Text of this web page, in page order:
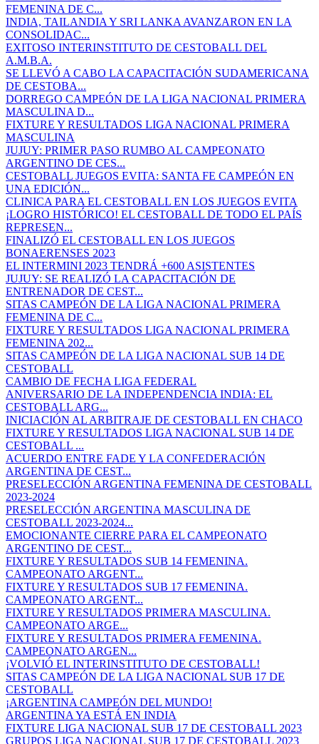
FEMENINA DE C...
INDIA, TAILANDIA Y SRI LANKA AVANZARON EN LA
CONSOLIDAC...
EXITOSO INTERINSTITUTO DE CESTOBALL DEL
A.M.B.A.
SE LLEVÓ A CABO LA CAPACITACIÓN SUDAMERICANA
DE CESTOBA...
DORREGO CAMPEÓN DE LA LIGA NACIONAL PRIMERA
MASCULINA D...
FIXTURE Y RESULTADOS LIGA NACIONAL PRIMERA
MASCULINA
JUJUY: PRIMER PASO RUMBO AL CAMPEONATO
ARGENTINO DE CES...
CESTOBALL JUEGOS EVITA: SANTA FE CAMPEÓN EN
UNA EDICIÓN...
CLINICA PARA EL CESTOBALL EN LOS JUEGOS EVITA
¡LOGRO HISTÓRICO! EL CESTOBALL DE TODO EL PAÍS
REPRESEN...
FINALIZÓ EL CESTOBALL EN LOS JUEGOS
BONAERENSES 2023
EL INTERMINI 2023 TENDRÁ +600 ASISTENTES
JUJUY: SE REALIZÓ LA CAPACITACIÓN DE
ENTRENADOR DE CEST...
SITAS CAMPEÓN DE LA LIGA NACIONAL PRIMERA
FEMENINA DE C...
FIXTURE Y RESULTADOS LIGA NACIONAL PRIMERA
FEMENINA 202...
SITAS CAMPEÓN DE LA LIGA NACIONAL SUB 14 DE
CESTOBALL
CAMBIO DE FECHA LIGA FEDERAL
ANIVERSARIO DE LA INDEPENDENCIA INDIA: EL
CESTOBALL ARG...
INICIACIÓN AL ARBITRAJE DE CESTOBALL EN CHACO
FIXTURE Y RESULTADOS LIGA NACIONAL SUB 14 DE
CESTOBALL ...
ACUERDO ENTRE FADE Y LA CONFEDERACIÓN
ARGENTINA DE CEST...
PRESELECCIÓN ARGENTINA FEMENINA DE CESTOBALL
2023-2024
PRESELECCIÓN ARGENTINA MASCULINA DE
CESTOBALL 2023-2024...
EMOCIONANTE CIERRE PARA EL CAMPEONATO
ARGENTINO DE CEST...
FIXTURE Y RESULTADOS SUB 14 FEMENINA.
CAMPEONATO ARGENT...
FIXTURE Y RESULTADOS SUB 17 FEMENINA.
CAMPEONATO ARGENT...
FIXTURE Y RESULTADOS PRIMERA MASCULINA.
CAMPEONATO ARGE...
FIXTURE Y RESULTADOS PRIMERA FEMENINA.
CAMPEONATO ARGEN...
¡VOLVIÓ EL INTERINSTITUTO DE CESTOBALL!
SITAS CAMPEÓN DE LA LIGA NACIONAL SUB 17 DE
CESTOBALL
¡ARGENTINA CAMPEÓN DEL MUNDO!
ARGENTINA YA ESTÁ EN INDIA
FIXTURE LIGA NACIONAL SUB 17 DE CESTOBALL 2023
GRUPOS LIGA NACIONAL SUB 17 DE CESTOBALL 2023